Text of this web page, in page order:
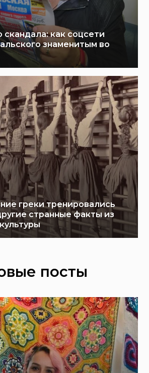
скандала: как соцсети
знаменитым во
греки тренировались
странные факты из
посты